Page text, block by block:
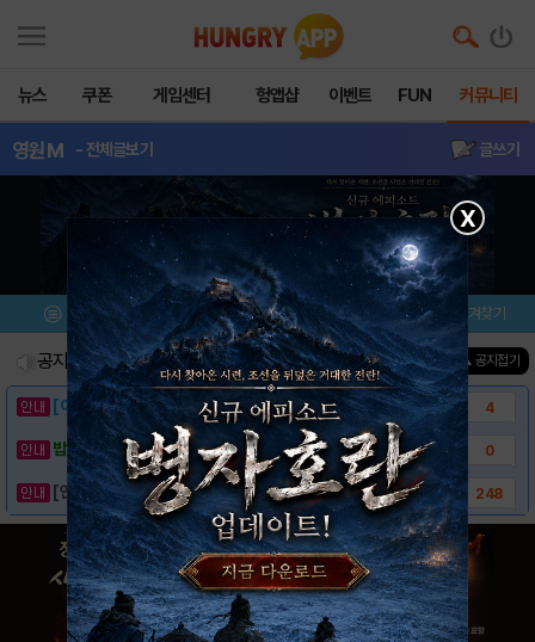
뉴스 쿠폰 게임센터 헝앱샵 이벤트 FUN 커뮤니티
영원M - 전체글보기 글쓰기
메뉴 이벤트/미션 설치/평가 즐겨찾기
공지사항 진행중인 이벤트0건 ▲ 공지접기
[이벤트] 웃음으로 매일매일 해피! 유머 게시.. 4
밥알이의 헝앱통신 ⑲ “밥알이, 드디어 멀티를.. 0
[안내] 헝그리앱 필수 상식! 밥알 획득 안내.. 248
X